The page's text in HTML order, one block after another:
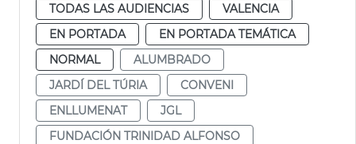
TODAS LAS AUDIENCIAS
VALENCIA
EN PORTADA
EN PORTADA TEMÁTICA
NORMAL
ALUMBRADO
JARDÍ DEL TÚRIA
CONVENI
ENLLUMENAT
JGL
FUNDACIÓN TRINIDAD ALFONSO